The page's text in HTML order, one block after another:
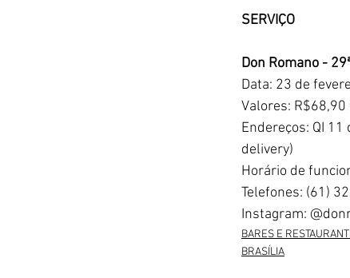
SERVIÇO
Don Romano -
Data: 23 de
Valores:
Endereços: QI 11
delivery)
Horário de
Telefones: (61)
Instagram:
BARES E
BRASÍLIA